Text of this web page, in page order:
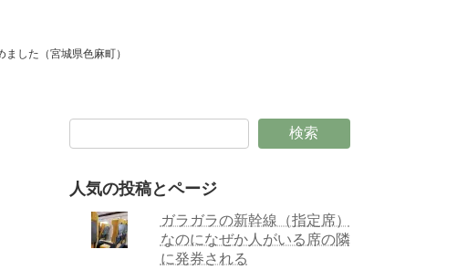
した（宮城県色麻町）
検索
人気の投稿とページ
ガラガラの新幹線（指定席）
なのになぜか人がいる席の隣
に発券される